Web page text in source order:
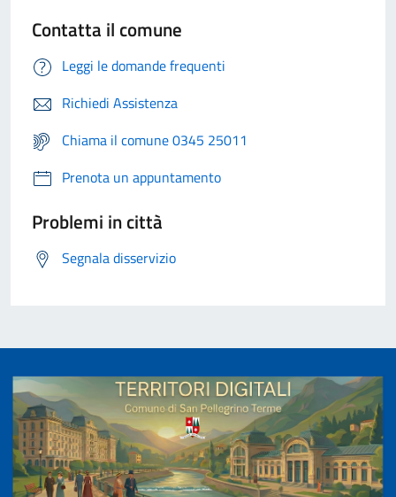
Contatta il comune
Leggi le domande frequenti
Richiedi Assistenza
Chiama il comune 0345 25011
Prenota un appuntamento
Problemi in città
Segnala disservizio